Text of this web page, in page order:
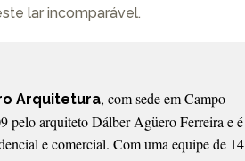
lar incomparável.
Arquitetura, com sede em Campo
pelo arquiteto Dálber Agüero Ferreira e é
e comercial. Com uma equipe de 14